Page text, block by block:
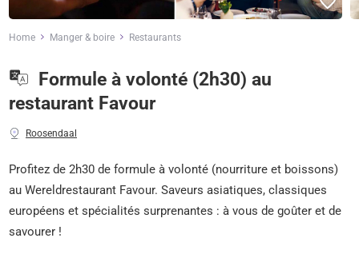
Home Manger & boire Restaurants
Formule à volonté (2h30) au
restaurant Favour
Roosendaal
Profitez de 2h30 de formule à volonté (nourriture et boissons)
au Wereldrestaurant Favour. Saveurs asiatiques, classiques
européens et spécialités surprenantes : à vous de goûter et de
savourer !